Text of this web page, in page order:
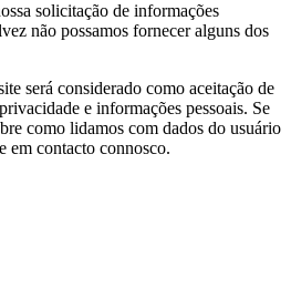
solicitação de informações
não possamos fornecer alguns dos
será considerado como aceitação de
e informações pessoais. Se
como lidamos com dados do usuário
em contacto connosco.